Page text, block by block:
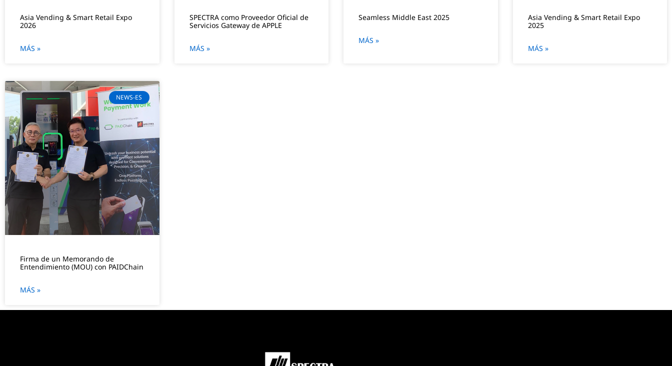
Asia Vending & Smart Retail Expo
2026
MÁS »
SPECTRA como Proveedor Oficial de
Servicios Gateway de APPLE
MÁS »
Seamless Middle East 2025
MÁS »
Asia Vending & Smart Retail Expo
2025
MÁS »
NEWS-ES
Firma de un Memorando de
Entendimiento (MOU) con PAIDChain
MÁS »